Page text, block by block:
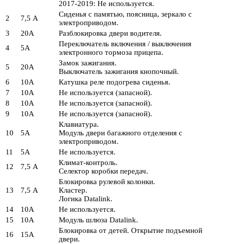
2017-2019: Не используется.
2
7,5 А
Сиденья с памятью, поясница, зеркало с
электроприводом.
3
20А
Разблокировка двери водителя.
4
5А
Переключатель включения / выключения
электронного тормоза прицепа.
5
20А
Замок зажигания.
Выключатель зажигания кнопочный.
6
10А
Катушка реле подогрева сиденья.
7
10А
Не используется (запасной).
8
10А
Не используется (запасной).
9
10А Не используется (запасной).
10 5А
Клавиатура.
Модуль двери багажного отделения с
электроприводом.
11
5А
Не используется.
12
7,5 А
Климат-контроль.
Селектор коробки передач.
13 7,5 А
Блокировка рулевой колонки.
Кластер.
Логика Datalink.
14
10А
Не используется.
15
10А
Модуль шлюза Datalink.
16
15А
Блокировка от детей. Открытие подъемной
двери.